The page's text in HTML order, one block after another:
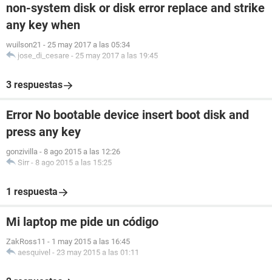
non-system disk or disk error replace and strike
any key when
wuilson21 - 25 may 2017 a las 05:34
jose_di_cesare - 25 may 2017 a las 19:45
3 respuestas
Error No bootable device insert boot disk and
press any key
gonzivilla - 8 ago 2015 a las 12:26
Sirr - 8 ago 2015 a las 15:25
1 respuesta
Mi laptop me pide un código
ZakRoss11 - 1 may 2015 a las 16:45
aesquivel - 23 may 2015 a las 01:11